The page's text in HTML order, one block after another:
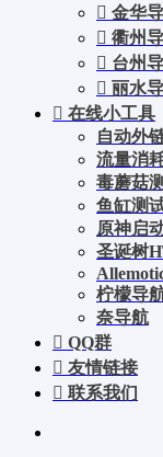
金华
衢州
台州
丽水
在线小工具
自动外
流量消
毒蘑菇
鱼缸测
原神启
圣诞树
柠檬导
奈导航
QQ群
友情链接
联系我们